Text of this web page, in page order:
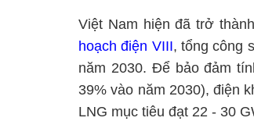
Việt Nam hiện đã trở
hoạch điện VIII, tổng công
năm 2030. Để bảo đảm
39% vào năm 2030), điện
LNG mục tiêu đạt 22 - 30